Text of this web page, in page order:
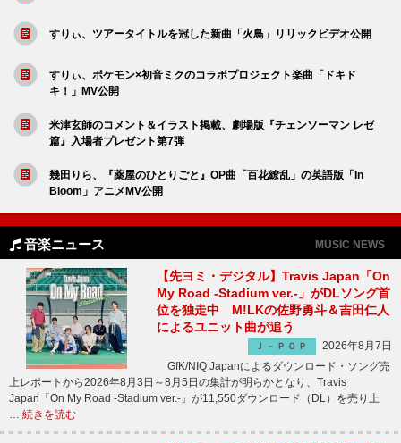
すりぃ、ツアータイトルを冠した新曲「火鳥」リリックビデオ公開
すりぃ、ポケモン×初音ミクのコラボプロジェクト楽曲「ドキド
キ！」MV公開
米津玄師のコメント＆イラスト掲載、劇場版『チェンソーマン レゼ
篇』入場者プレゼント第7弾
幾田りら、『薬屋のひとりごと』OP曲「百花繚乱」の英語版「In
Bloom」アニメMV公開
音楽ニュース MUSIC NEWS
【先ヨミ・デジタル】Travis Japan「On
My Road -Stadium ver.-」がDLソング首
位を独走中 M!LKの佐野勇斗＆吉田仁人
によるユニット曲が追う
Ｊ－ＰＯＰ
2026年8月7日
GfK/NIQ Japanによるダウンロード・ソング売
上レポートから2026年8月3日～8月5日の集計が明らかとなり、Travis
Japan「On My Road -Stadium ver.-」が11,550ダウンロード（DL）を売り上
… 続きを読む